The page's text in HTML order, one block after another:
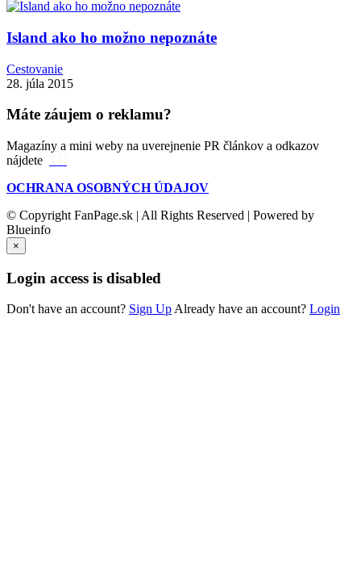
Island ako ho možno nepoznáte
Cestovanie
28. júla 2015
Máte záujem o reklamu?
Magazíny a mini weby na uverejnenie PR článkov a odkazov
nájdete
OCHRANA OSOBNÝCH ÚDAJOV
© Copyright FanPage.sk | All Rights Reserved | Powered by
Blueinfo
×
Login access is disabled
Don't have an account? Sign Up Already have an account? Login